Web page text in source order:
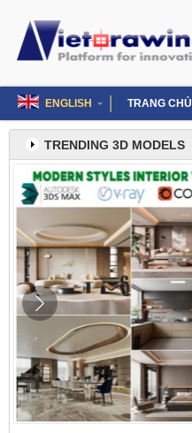
content
ENGLISH TRANG CHỦ
TRENDING 3D MODELS